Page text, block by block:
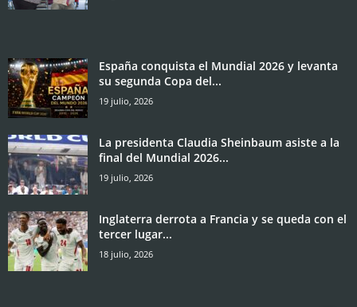
España conquista el Mundial 2026 y levanta
su segunda Copa del...
19 julio, 2026
La presidenta Claudia Sheinbaum asiste a la
final del Mundial 2026...
19 julio, 2026
Inglaterra derrota a Francia y se queda con el
tercer lugar...
18 julio, 2026